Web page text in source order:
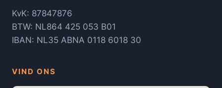
KvK: 87847876
BTW: NL864 425 053 B01
IBAN: NL35 ABNA 0118 6018 30
VIND ONS